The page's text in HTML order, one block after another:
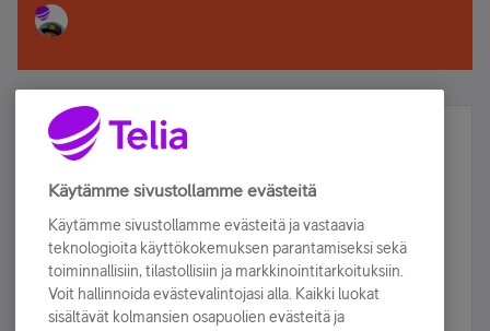
Älä jää paitsi – osallistu ja voita!
Tilaa Telian uutiskirje ja olet mukana arvonnassa.
sähköpostiisi.
Tilaa nyt
Käytämme sivustollamme evästeitä
Käytämme sivustollamme evästeitä ja vastaavia
teknologioita käyttökokemuksen parantamiseksi sekä
toiminnallisiin, tilastollisiin ja markkinointitarkoituksiin.
Voit hallinnoida evästevalintojasi alla. Kaikki luokat
sisältävät kolmansien osapuolien evästeitä ja